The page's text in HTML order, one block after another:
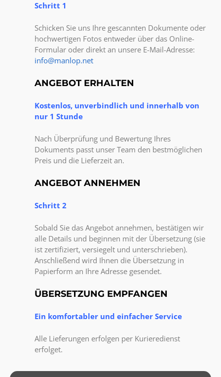
Schritt 1
Schicken Sie uns Ihre gescannten Dokumente oder
hochwertigen Fotos entweder über das Online-
Formular oder direkt an unsere E-Mail-Adresse:
info@manlop.net
ANGEBOT ERHALTEN
Kostenlos, unverbindlich und innerhalb von
nur 1 Stunde
Nach Überprüfung und Bewertung Ihres
Dokuments passt unser Team den bestmöglichen
Preis und die Lieferzeit an.
ANGEBOT ANNEHMEN
Schritt 2
Sobald Sie das Angebot annehmen, bestätigen wir
alle Details und beginnen mit der Übersetzung (sie
ist zertifiziert, versiegelt und unterschrieben).
Anschließend wird Ihnen die Übersetzung in
Papierform an Ihre Adresse gesendet.
ÜBERSETZUNG EMPFANGEN
Ein komfortabler und einfacher Service
Alle Lieferungen erfolgen per Kurieredienst
erfolget.